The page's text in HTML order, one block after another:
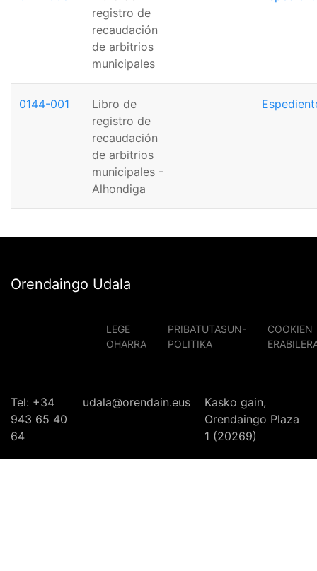
registro de
recaudación
de arbitrios
municipales
0144-001
Libro de
registro de
recaudación
de arbitrios
municipales -
Alhondiga
Orendaingo Udala
LEGE
OHARRA
PRIBATUTASUN-
POLITIKA
COOKIEN
Tel: +34
943 65 40
64
udala@orendain.eus
Kasko gain,
Orendaingo Plaza
1 (20269)